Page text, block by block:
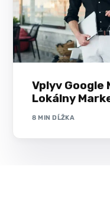
Vplyv Google
Lokálny
8 MIN DĹŽKA